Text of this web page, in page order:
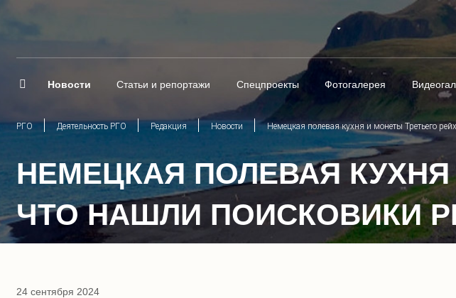
Новости Статьи и репортажи Спецпроекты Фотогалерея
РГО Деятельность РГО Редакция Новости Немецкая полевая кухня и монеты Третьего
НЕМЕЦКАЯ ПОЛЕВАЯ
ЧТО НАШЛИ ПОИСКОВИКИ
24 сентября 2024